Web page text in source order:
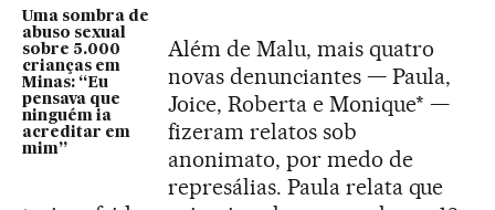
Uma sombra de
abuso sexual
sobre 5.000
crianças em
Minas: “Eu
pensava que
ninguém ia
acreditar em
mim”
Além de Malu, mais quatro
novas denunciantes — Paula,
Joice, Roberta e Monique* —
fizeram relatos sob
anonimato, por medo de
represálias. Paula relata que